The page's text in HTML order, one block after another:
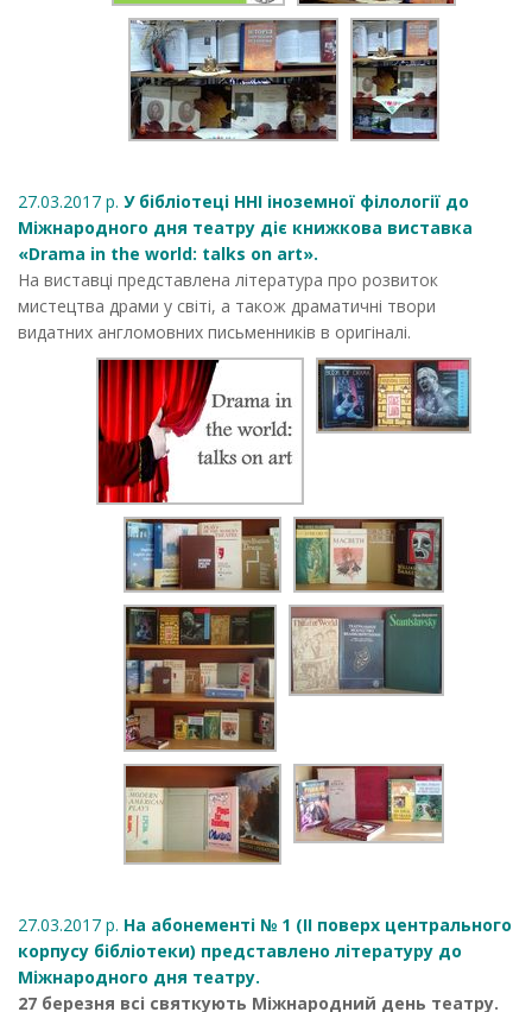
27.03.2017 р. У бібліотеці ННІ іноземної філології до
Міжнародного дня театру діє книжкова виставка
«Drama in the world: talks on art».
На виставці представлена література про розвиток
мистецтва драми у світі, а також драматичні твори
видатних англомовних письменників в оригіналі.
27.03.2017 р. На абонементі № 1 (ІІ поверх центрального
корпусу бібліотеки) представлено літературу до
Міжнародного дня театру.
27 березня всі святкують Міжнародний день театру.